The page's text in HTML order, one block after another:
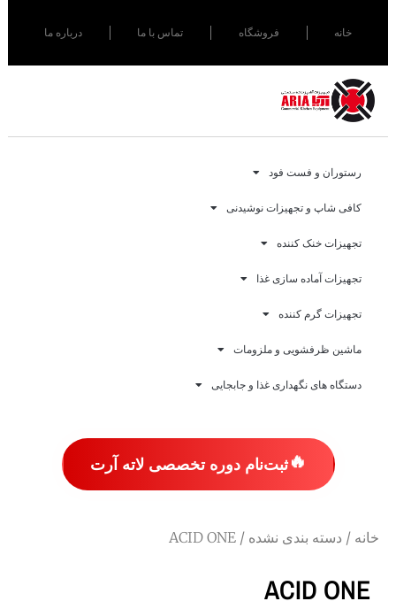
خانه فروشگاه تماس با ما درباره ما
رستوران و فست فود
کافی شاپ و تجهیزات نوشیدنی
تجهیزات خنک کننده
تجهیزات آماده سازی غذا
تجهیزات گرم کننده
ماشین ظرفشویی و ملزومات
دستگاه های نگهداری غذا و جابجایی
🔥ثبت‌نام دوره تخصصی لاته آرت
خانه / دسته بندی نشده / ACID ONE
ACID ONE